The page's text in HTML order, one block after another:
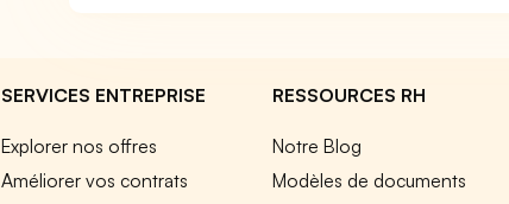
SERVICES ENTREPRISE
Explorer nos offres
Améliorer vos contrats
RESSOURCES RH
Notre Blog
Modèles de documents